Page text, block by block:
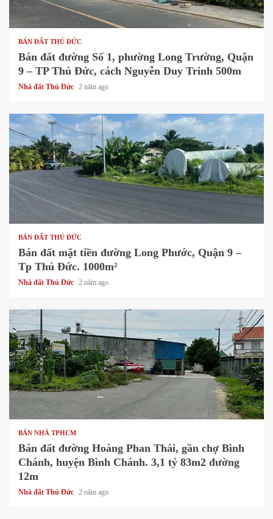
1 min read
BÁN ĐẤT THỦ ĐỨC
Bán đất đường Số 1, phường Long Trường, Quận
9 – TP Thủ Đức, cách Nguyễn Duy Trinh 500m
Nhà đất Thủ Đức 2 năm ago
1 min read
BÁN ĐẤT THỦ ĐỨC
Bán đất mặt tiền đường Long Phước, Quận 9 –
Tp Thủ Đức. 1000m²
Nhà đất Thủ Đức 2 năm ago
1 min read
BÁN NHÀ TPHCM
Bán đất đường Hoàng Phan Thái, gần chợ Bình
Chánh, huyện Bình Chánh. 3,1 tỷ 83m2 đường
12m
Nhà đất Thủ Đức 2 năm ago